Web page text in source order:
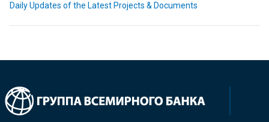
Daily Updates of the Latest Projects & Documents